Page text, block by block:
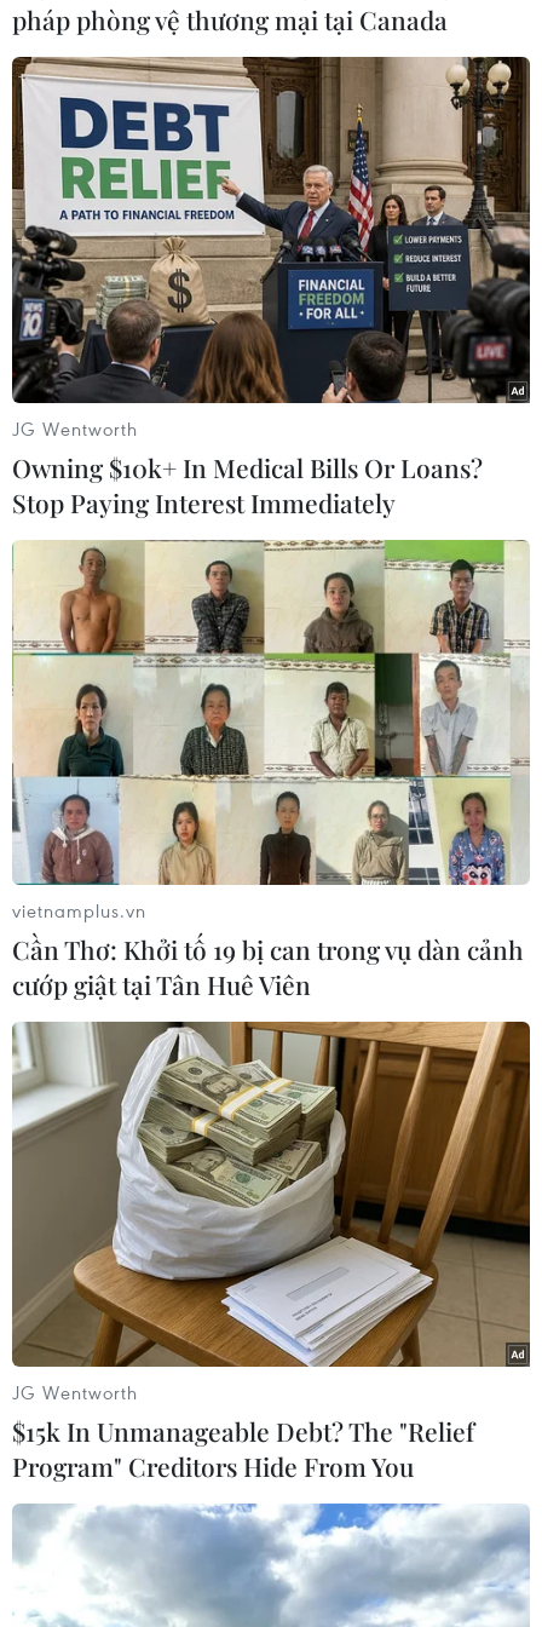
vốn có quan hệ gần gũi với Qatar - quốc gia
đang là tâm điểm khủng hoảng ngoại giao tại
vùng Vịnh.
Ông Gabriel lý giải rằng Đức không muốn dồn
Thổ Nhĩ Kỳ vào chân tường, điều này sẽ đẩy
Ankara đến gần với Moskva hơn. Thổ Nhĩ Kỳ
hiện đang cải thiện nhanh chóng quan hệ với
Nga để dỡ bỏ các lệnh cấm vận kinh tế kể từ khi
nước này bắn rơi máy bay của Nga vào năm
2015./.
#Máy ghi âm #Đức-Thổ Nhĩ Kỳ
#Nga-Thổ Nhĩ Kỳ
#Bộ trưởng Ngoại giao Đức
#Sigmar Gabriel
#Binh sỹ Đức
#tin tức
#tin tức mới nhất trong ngày
#tin tức thời sự
#tin tức hot
#tin tức an ninh #tin tức hot
#an ninh nghệ an
#thời sự
#thời sự hôm nay
#bản tin thời sự
#tội phạm
#truy nã
#tội phạm hình sự
#hình sự #công an
#vụ án
#phạm pháp
#pháp luật #pháp đình
#xã hội
#an ninh xã hội
#chính trị #VietnamPlus
#Vietnam
Đức Nga Thổ Nhĩ Kỳ
Theo dõi VietnamPlus
TIN LIÊN QUAN
pháp phòng vệ thương mại tại Canada
JG Wentworth
Owning $10k+ In Medical Bills Or Loans?
Stop Paying Interest Immediately
vietnamplus.vn
Cần Thơ: Khởi tố 19 bị can trong vụ dàn cảnh
cướp giật tại Tân Huê Viên
JG Wentworth
$15k In Unmanageable Debt? The "Relief
Program" Creditors Hide From You